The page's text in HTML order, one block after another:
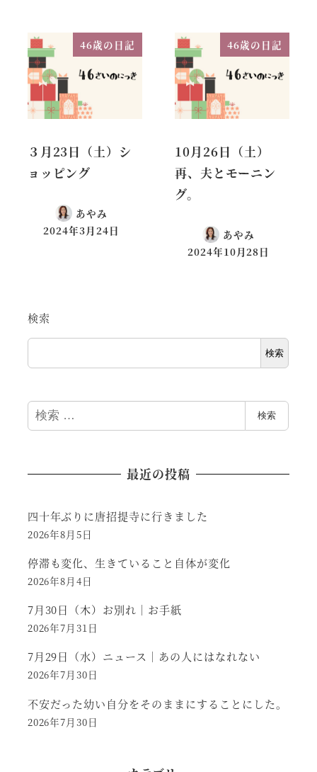
46歳の日記
３月23日（土）シ
ョッピング
あやみ
2024年3月24日
46歳の日記
10月26日（土）
再、夫とモーニン
グ。
あやみ
2024年10月28日
検索
検索
検
索
検索
最近の投稿
四十年ぶりに唐招提寺に行きました
2026年8月5日
停滞も変化、生きていること自体が変化
2026年8月4日
7月30日（木）お別れ｜お手紙
2026年7月31日
7月29日（水）ニュース｜あの人にはなれない
2026年7月30日
不安だった幼い自分をそのままにすることにした。
2026年7月30日